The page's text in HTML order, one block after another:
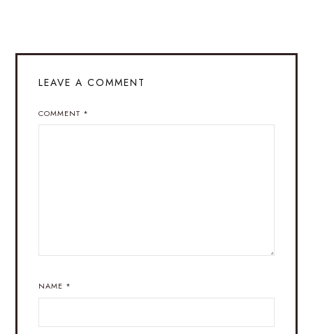
LEAVE A COMMENT
COMMENT *
NAME *